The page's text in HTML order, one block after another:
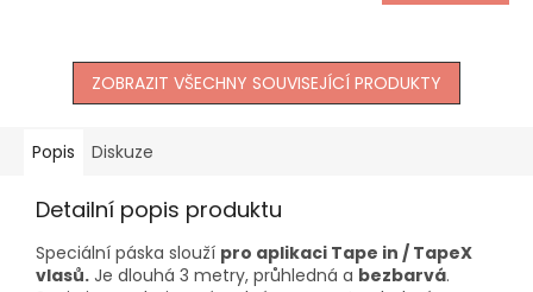
ZOBRAZIT VŠECHNY SOUVISEJÍCÍ PRODUKTY
Popis Diskuze
Detailní popis produktu
Speciální páska slouží pro aplikaci Tape in / TapeX
vlasů. Je dlouhá 3 metry, průhledná a bezbarvá.